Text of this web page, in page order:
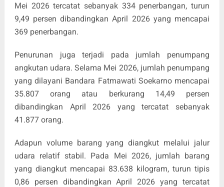
Mei 2026 tercatat sebanyak 334 penerbangan, turun
9,49 persen dibandingkan April 2026 yang mencapai
369 penerbangan.
Penurunan juga terjadi pada jumlah penumpang
angkutan udara. Selama Mei 2026, jumlah penumpang
yang dilayani Bandara Fatmawati Soekarno mencapai
35.807 orang atau berkurang 14,49 persen
dibandingkan April 2026 yang tercatat sebanyak
41.877 orang.
Adapun volume barang yang diangkut melalui jalur
udara relatif stabil. Pada Mei 2026, jumlah barang
yang diangkut mencapai 83.638 kilogram, turun tipis
0,86 persen dibandingkan April 2026 yang tercatat